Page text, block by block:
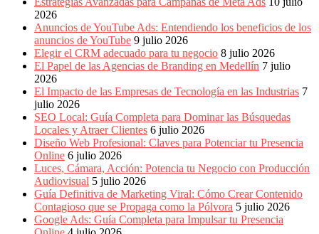
SEM,
Press,
RRPP,
Comerciales,
Periodismo,
Revistas,
Magazines
BTL,
Periódicos
Producción
Gráfica
2026
Anuncios de YouTube Ads: Entendiendo los beneficios de los
anuncios de YouTube 9 julio 2026
Elegir el CRM adecuado para tu negocio 8 julio 2026
El Papel de las Agencias de Branding en Medellín 7 julio
2026
El Impacto de las Empresas de Tecnología en las Industrias 7
julio 2026
SEO Local: Guía Completa para Dominar las Búsquedas
Locales y Atraer Clientes 6 julio 2026
Diseño Web Profesional: Claves para Potenciar tu Presencia
Online 6 julio 2026
Luces, Cámara, Acción: Potencia tu Negocio con Producción
Audiovisual 5 julio 2026
Guía Definitiva de Marketing Viral: Cómo Crear Contenido
Contagioso que se Propaga como la Pólvora 5 julio 2026
Google Ads: Guía Completa para Impulsar tu Presencia